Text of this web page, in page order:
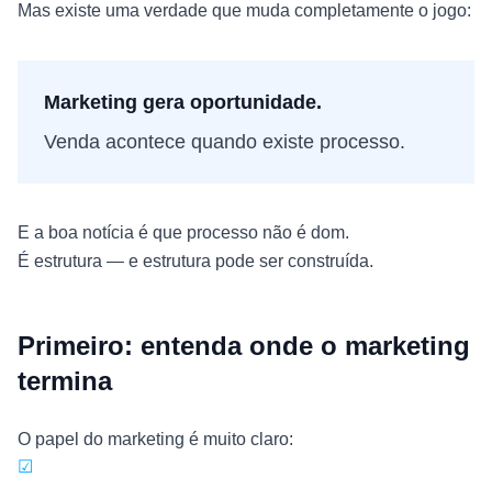
Mas existe uma verdade que muda completamente o jogo:
Marketing gera oportunidade.
Venda acontece quando existe processo.
E a boa notícia é que processo não é dom.
É estrutura — e estrutura pode ser construída.
Primeiro: entenda onde o marketing
termina
O papel do marketing é muito claro:
☑